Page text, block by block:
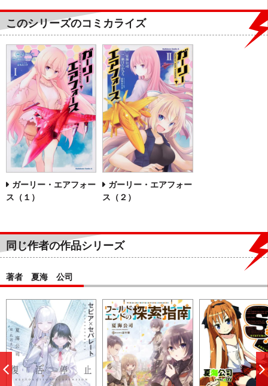
このシリーズのコミカライズ
ガーリー・エアフォー
ス（１）
ガーリー・エアフォー
ス（２）
同じ作者の作品シリーズ
著者 夏海 公司
前